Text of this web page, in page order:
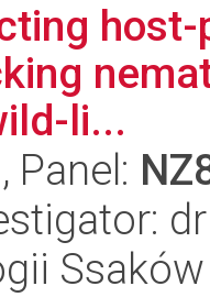
li...
, Panel:
Ssaków